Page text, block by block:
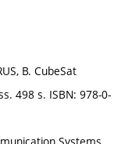
B. CubeSat
498 s. ISBN: 978-0-